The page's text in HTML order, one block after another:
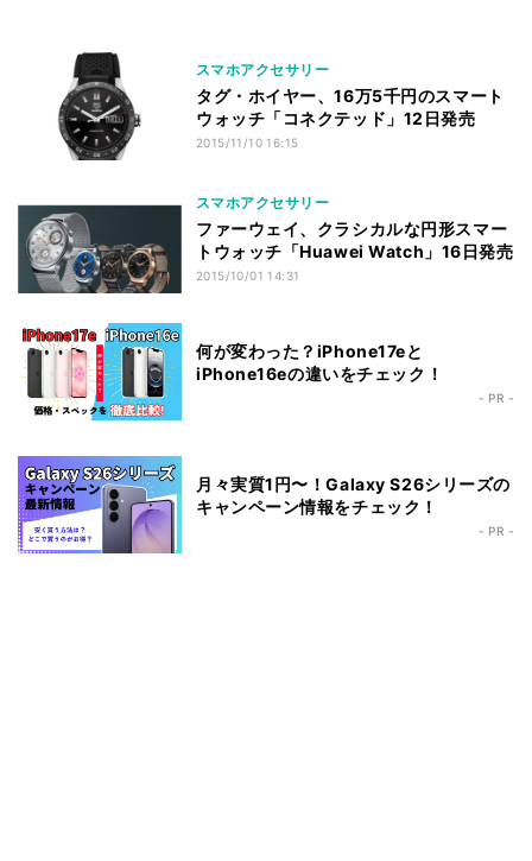
スマホアクセサリー
タグ・ホイヤー、16万5千円のスマート
ウォッチ「コネクテッド」12日発売
2015/11/10 16:15
スマホアクセサリー
ファーウェイ、クラシカルな円形スマー
トウォッチ「Huawei Watch」16日発売
2015/10/01 14:31
何が変わった？iPhone17eと
iPhone16eの違いをチェック！
- PR -
月々実質1円〜！Galaxy S26シリーズの
キャンペーン情報をチェック！
- PR -